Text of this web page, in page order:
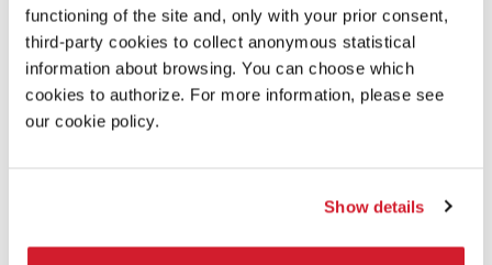
functioning of the site and, only with your prior consent,
third-party cookies to collect anonymous statistical
information about browsing. You can choose which
cookies to authorize. For more information, please see
our cookie policy.
Show details
3.2 Data limite di iscrizione
L’Industry Services Form dovrà pervenire al Venice Production Bridge
entro e non oltre il 28 luglio 2025, mentre il VPB Market Screenings
Entry Form andrà compilato sul nostro sitoentro e non oltre il 31
luglio 2025. Al termine della Mostra, il Venice Production Bridge
restituirà i materiali inviati soltanto a chi ne farà esplicita richiesta,
compilando l’apposita sezione del VPB Market Screenings Entry Form.
L’invio del DCP può avvenire tramite digital transfer o con HDD fisico.